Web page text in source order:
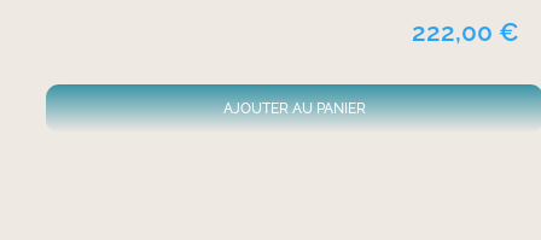
222,00 €
AJOUTER AU PANIER